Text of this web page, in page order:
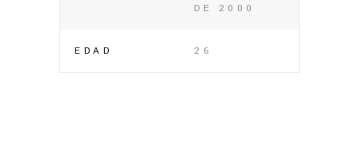
DE 2000
EDAD 26